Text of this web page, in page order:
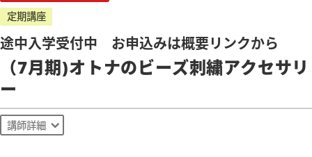
定期講座
途中入学受付中 お申込みは概要リンクから
（7月期)オトナのビーズ刺繍アクセサリ
ー
講師詳細